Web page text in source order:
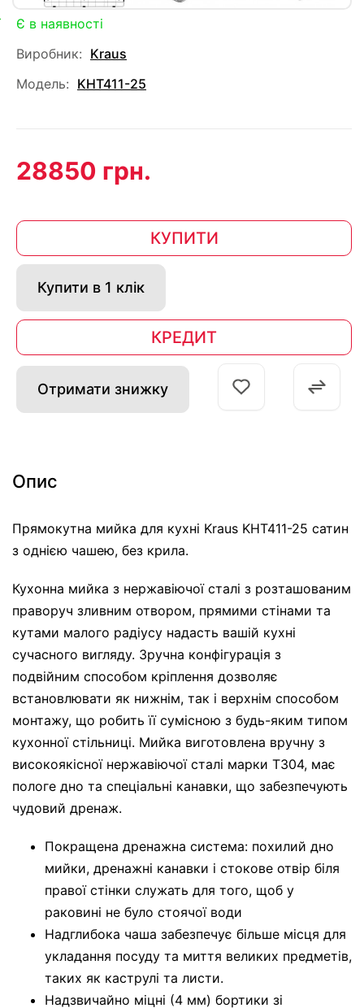
Є в наявності
Виробник: Kraus
Модель: KHT411-25
28850 грн.
КУПИТИ
Купити в 1 клік
КРЕДИТ
Отримати знижку
Опис
Прямокутна мийка для кухні Kraus KHT411-25 сатин
з однією чашею, без крила.
Кухонна мийка з нержавіючої сталі з розташованим
праворуч зливним отвором, прямими стінами та
кутами малого радіусу надасть вашій кухні
сучасного вигляду. Зручна конфігурація з
подвійним способом кріплення дозволяє
встановлювати як нижнім, так і верхнім способом
монтажу, що робить її сумісною з будь-яким типом
кухонної стільниці. Мийка виготовлена ​​вручну з
високоякісної нержавіючої сталі марки T304, має
пологе дно та спеціальні канавки, що забезпечують
чудовий дренаж.
Покращена дренажна система: похилий дно
мийки, дренажні канавки і стокове отвір біля
правої стінки служать для того, щоб у
раковині не було стоячої води
Надглибока чаша забезпечує більше місця для
укладання посуду та миття великих предметів,
таких як каструлі та листи.
Надзвичайно міцні (4 мм) бортики зі